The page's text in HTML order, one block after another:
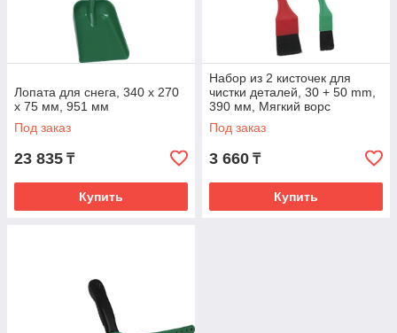
Лопата для снега, 340 x 270
x 75 мм, 951 мм
Под заказ
23 835 ₸
Купить
Набор из 2 кисточек для
чистки деталей, 30 + 50 mm,
390 мм, Мягкий ворс
Под заказ
3 660 ₸
Купить